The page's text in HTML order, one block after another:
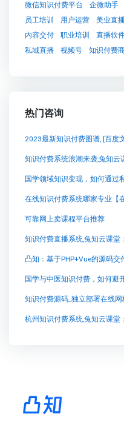
微信知识付费平台
企微助手
员工培训
用户运营 美业直
内容交付
职业培训 直播软
私域直播
视频号 知识付费
热门咨询
知识付费系统浪潮来袭,兔知
可靠网上卖课程平台推荐
知识付费直播系统,兔知云课
国学与中医知识付费，如何避
杭州知识付费系统,兔知云课堂